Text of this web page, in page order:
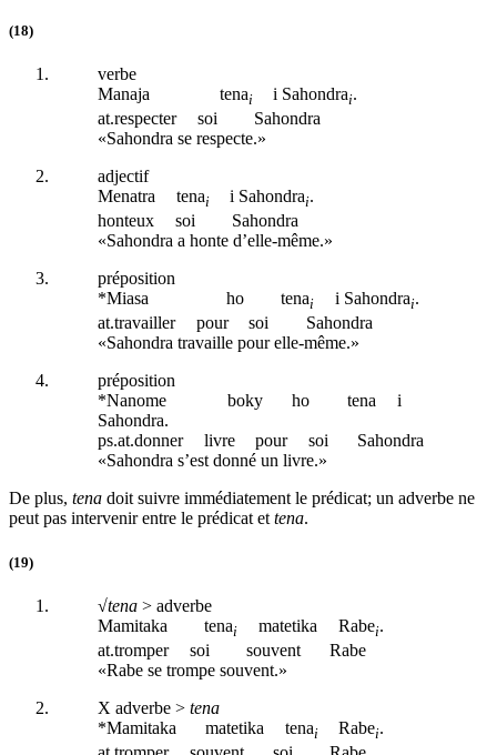
(18)
verbe
Manaja
tenai i Sahondrai.
at.respecter soi
Sahondra
«Sahondra se respecte.»
adjectif
Menatra
tenai i Sahondrai.
honteux
soi
Sahondra
«Sahondra a honte d’elle-même.»
préposition
*Miasa
ho tenai i Sahondrai.
at.travailler pour soi
Sahondra
«Sahondra travaille pour elle-même.»
préposition
*Nanome
boky ho tena
i
Sahondra.
ps.at.donner livre pour soi
Sahondra
«Sahondra s’est donné un livre.»
De plus, tena doit suivre immédiatement le prédicat; un adverbe ne
peut pas intervenir entre le prédicat ettena.
(19)
√tena > adverbe
Mamitaka
tenai matetika Rabei.
at.tromper soi souvent
Rabe
«Rabe se trompe souvent.»
X adverbe > tena
*Mamitaka
matetika tenai Rabei.